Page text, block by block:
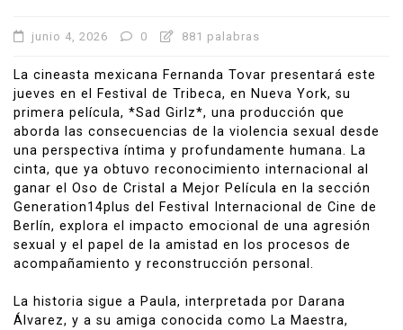
junio 4, 2026 0 881 palabras
La cineasta mexicana Fernanda Tovar presentará este
jueves en el Festival de Tribeca, en Nueva York, su
primera película, *Sad Girlz*, una producción que
aborda las consecuencias de la violencia sexual desde
una perspectiva íntima y profundamente humana. La
cinta, que ya obtuvo reconocimiento internacional al
ganar el Oso de Cristal a Mejor Película en la sección
Generation14plus del Festival Internacional de Cine de
Berlín, explora el impacto emocional de una agresión
sexual y el papel de la amistad en los procesos de
acompañamiento y reconstrucción personal.
La historia sigue a Paula, interpretada por Darana
Álvarez, y a su amiga conocida como La Maestra,